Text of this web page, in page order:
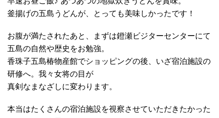
釜揚げの五島うどんが、とっても美味しかったです！
お腹が満たされたあと、まずは鐙瀬ビジターセンターにて
五島の自然や歴史をお勉強。
香珠子五島椿物産館でショッピングの後、いざ宿泊施設の
研修へ。我々女将の目が
真剣なまなざしに変わります。
本当はたくさんの宿泊施設を視察させていただきたかった